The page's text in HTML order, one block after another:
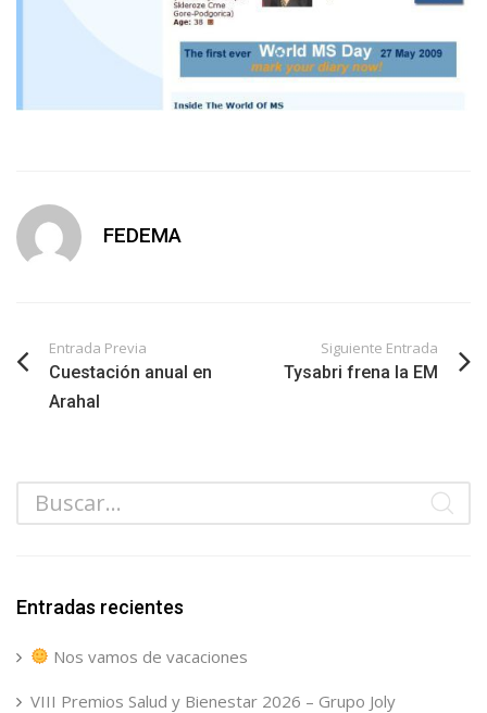
FEDEMA
Entrada Previa
Cuestación anual en
Arahal
Siguiente Entrada
Tysabri frena la EM
Entradas recientes
Nos vamos de vacaciones
VIII Premios Salud y Bienestar 2026 – Grupo Joly